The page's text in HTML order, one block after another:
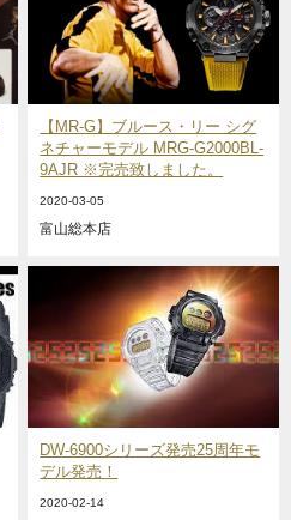
【MR-G】ブルース・リー シグ
ネチャーモデル MRG-G2000BL-
9AJR ※完売致しました。
2020-03-05
富山総本店
DW-6900シリーズ発売25周年モ
デル発売！
2020-02-14